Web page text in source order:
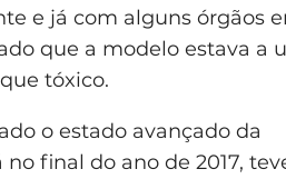
e já com alguns órgãos
que a modelo estava a
tóxico.
o estado avançado da
final do ano de 2017,